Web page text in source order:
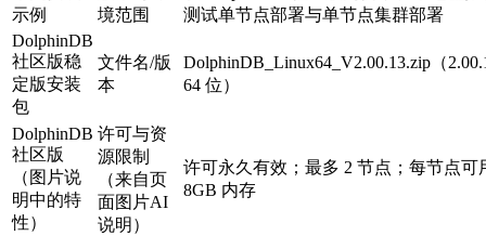
示例
境范围
测试单节点部署与单节点集群部署
DolphinDB
社区版稳
定版安装
包
文件名/版
本
DolphinDB_Linux64_V2.00.13.zip（
64 位）
DolphinDB
社区版
（图片说
明中的特
性）
许可与资
源限制
（来自页
面图片AI
说明）
许可永久有效；最多 2 节点；每节点可
8GB 内存